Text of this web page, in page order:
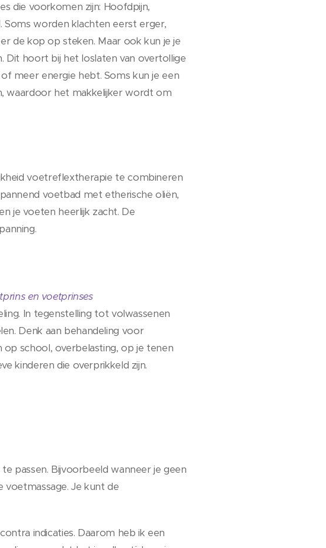
die voorkomen zijn: Hoofdpijn,
worden klachten eerst erger,
de kop op steken. Maar ook kun je je
Dit hoort bij het loslaten van overtollige
meer energie hebt. Soms kun je een
waardoor het makkelijker wordt om
voetreflextherapie te combineren
voetbad met etherische oliën,
je voeten heerlijk zacht. De
en voetprinses
In tegenstelling tot volwassenen
Denk aan behandeling voor
school, overbelasting, op je tenen
kinderen die overprikkeld zijn.
passen. Bijvoorbeeld wanneer je geen
Je kunt de
indicaties. Daarom heb ik een